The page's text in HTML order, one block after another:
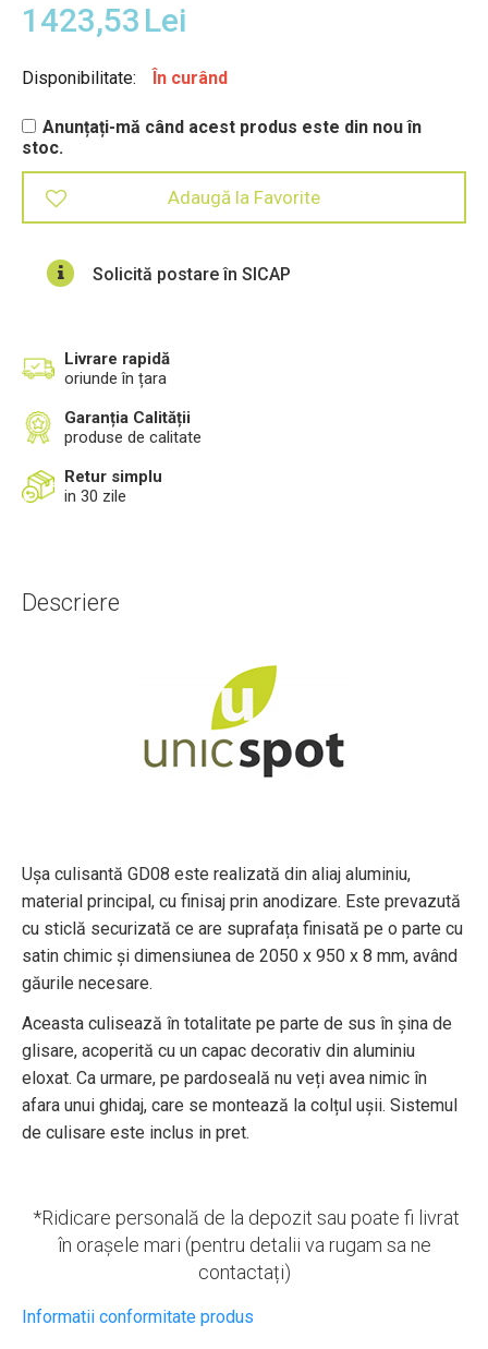
1423,53 Lei
Disponibilitate: În curând
Anunțați-mă când acest produs este din nou în
stoc.
Adaugă la Favorite
Solicită postare în SICAP
Livrare rapidă
oriunde în țara
Garanția Calității
produse de calitate
Retur simplu
in 30 zile
Descriere
Ușa culisantă GD08 este realizată din aliaj aluminiu,
material principal, cu finisaj prin anodizare. Este prevazută
cu sticlă securizată ce are suprafața finisată pe o parte cu
satin chimic și dimensiunea de 2050 x 950 x 8 mm, având
găurile necesare.
Aceasta culisează în totalitate pe parte de sus în șina de
glisare, acoperită cu un capac decorativ din aluminiu
eloxat. Ca urmare, pe pardoseală nu veți avea nimic în
afara unui ghidaj, care se montează la colțul ușii. Sistemul
de culisare este inclus in pret.
*Ridicare personală de la depozit sau poate fi livrat
în orașele mari (pentru detalii va rugam sa ne
contactați)
Informatii conformitate produs